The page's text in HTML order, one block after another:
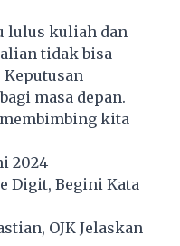
lulus kuliah dan
tidak bisa
Keputusan
masa depan.
kita
2024
Digit, Begini Kata
OJK Jelaskan